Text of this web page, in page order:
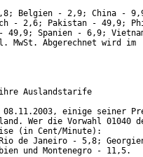
Belgien - 2,9; China -
- 2,6; Pakistan - 49,9;
49,9; Spanien - 6,9;
Abgerechnet wird im
ihre Auslandstarife
08.11.2003, einige seiner
Wer die Vorwahl 01040
(in Cent/Minute):
de Janeiro - 5,8;
und Montenegro - 11,5.